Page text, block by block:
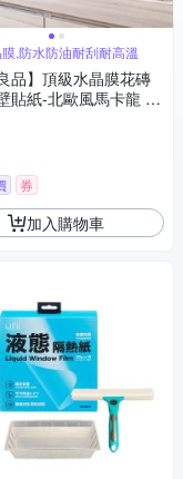
,防水防油耐刮耐高溫
品】頂級水晶膜花磚
貼紙-北歐風馬卡龍 20
套10片
券
加入購物車